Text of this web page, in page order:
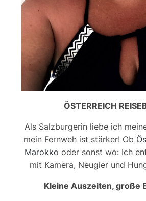
ÖSTERREICH
Als Salzburgerin liebe ich
mein Fernweh ist stärker! Ob
Marokko oder sonst wo: Ich
mit Kamera, Neugier und
Kleine Auszeiten, große